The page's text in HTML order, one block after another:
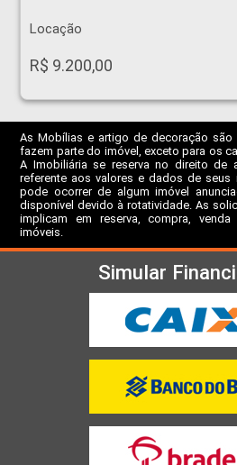
Locação
R$ 9.200,00
As Mobílias e artigo de decoração são
fazem parte do imóvel, exceto para os
A Imobiliária se reserva no direito de
referente aos valores e dados de seus
pode ocorrer de algum imóvel
disponível devido à rotatividade. As
implicam em reserva, compra,
imóveis.
Simular